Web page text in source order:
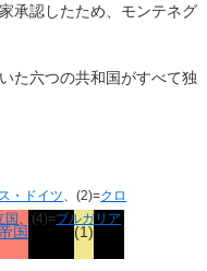
承認したため、モンテネグ
た六つの共和国がすべて独
・ドイツ 、(2)=クロ
国 、(4)=ブルガリア
国 (1)